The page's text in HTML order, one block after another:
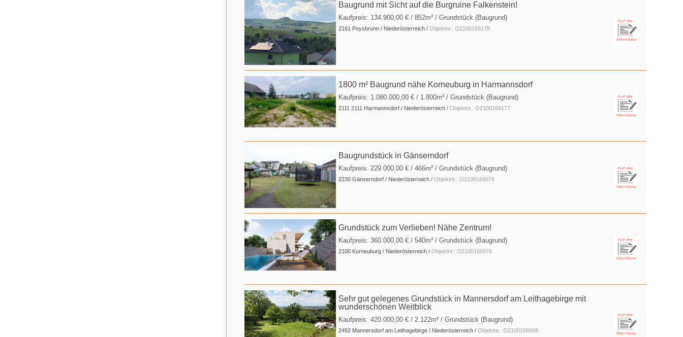
Baugrund mit Sicht auf die Burgruine Falkenstein!
Kaufpreis: 134.900,00 € / 852m² / Grundstück (Baugrund)
2161 Poysbrunn / Niederösterreich / Objektnr.: O2100169178
1800 m² Baugrund nähe Korneuburg in Harmannsdorf
Kaufpreis: 1.080.000,00 € / 1.800m² / Grundstück (Baugrund)
2111 2111 Harmannsdorf / Niederösterreich / Objektnr.: O2100169177
Baugrundstück in Gänserndorf
Kaufpreis: 229.000,00 € / 466m² / Grundstück (Baugrund)
2230 Gänserndorf / Niederösterreich / Objektnr.: O2100169076
Grundstück zum Verlieben! Nähe Zentrum!
Kaufpreis: 360.000,00 € / 540m² / Grundstück (Baugrund)
2100 Korneuburg / Niederösterreich / Objektnr.: O2100168976
Sehr gut gelegenes Grundstück in Mannersdorf am Leithagebirge mit
wunderschönen Weitblick
Kaufpreis: 420.000,00 € / 2.122m² / Grundstück (Baugrund)
2452 Mannersdorf am Leithagebirge / Niederösterreich / Objektnr.: O2100168968